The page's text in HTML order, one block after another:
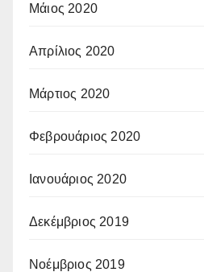
Μάιος 2020
Απρίλιος 2020
Μάρτιος 2020
Φεβρουάριος 2020
Ιανουάριος 2020
Δεκέμβριος 2019
Νοέμβριος 2019